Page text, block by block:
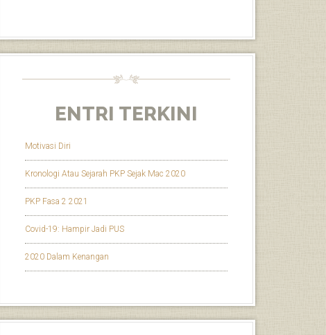
ENTRI TERKINI
Motivasi Diri
Kronologi Atau Sejarah PKP Sejak Mac 2020
PKP Fasa 2 2021
Covid-19: Hampir Jadi PUS
2020 Dalam Kenangan